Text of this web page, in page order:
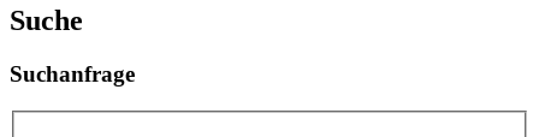
Suche
Suchanfrage